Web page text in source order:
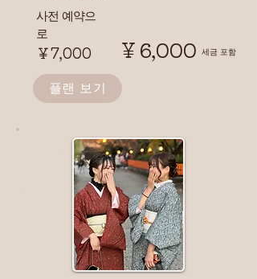
​사전 예약으
로
￥7,000 ￥6,000 ​세금 포함
플랜 보기